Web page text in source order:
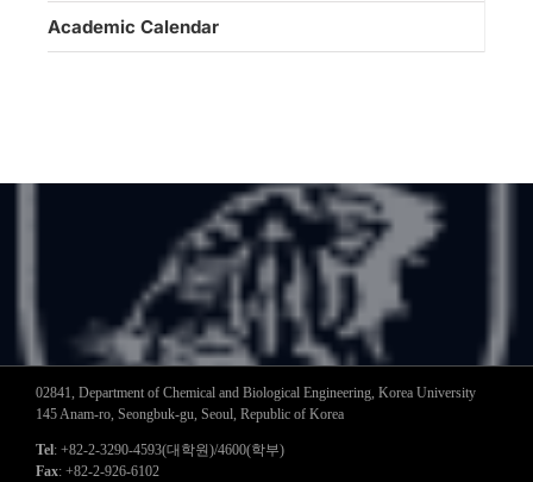
Academic Calendar
02841, Department of Chemical and Biological Engineering, Korea University
145 Anam-ro, Seongbuk-gu, Seoul, Republic of Korea
Tel: +82-2-3290-4593(대학원)/4600(학부)
Fax: +82-2-926-6102